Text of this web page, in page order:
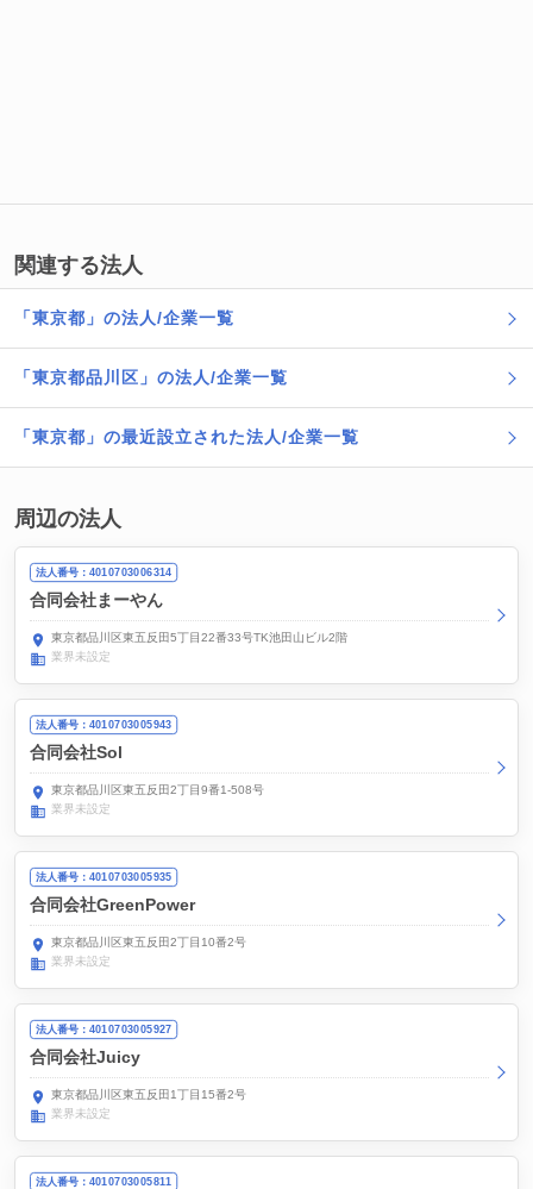
関連する法人
「東京都」の法人/企業一覧
「東京都品川区」の法人/企業一覧
「東京都」の最近設立された法人/企業一覧
周辺の法人
法人番号：4010703006314
合同会社まーやん
東京都品川区東五反田5丁目22番33号TK池田山ビル2階
業界未設定
法人番号：4010703005943
合同会社Sol
東京都品川区東五反田2丁目9番1-508号
業界未設定
法人番号：4010703005935
合同会社GreenPower
東京都品川区東五反田2丁目10番2号
業界未設定
法人番号：4010703005927
合同会社Juicy
東京都品川区東五反田1丁目15番2号
業界未設定
法人番号：4010703005811